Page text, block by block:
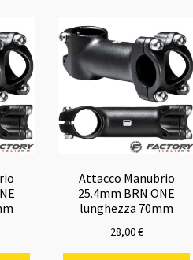
Attacco Manubrio
25.4mm BRN ONE
lunghezza 70mm
28,00€